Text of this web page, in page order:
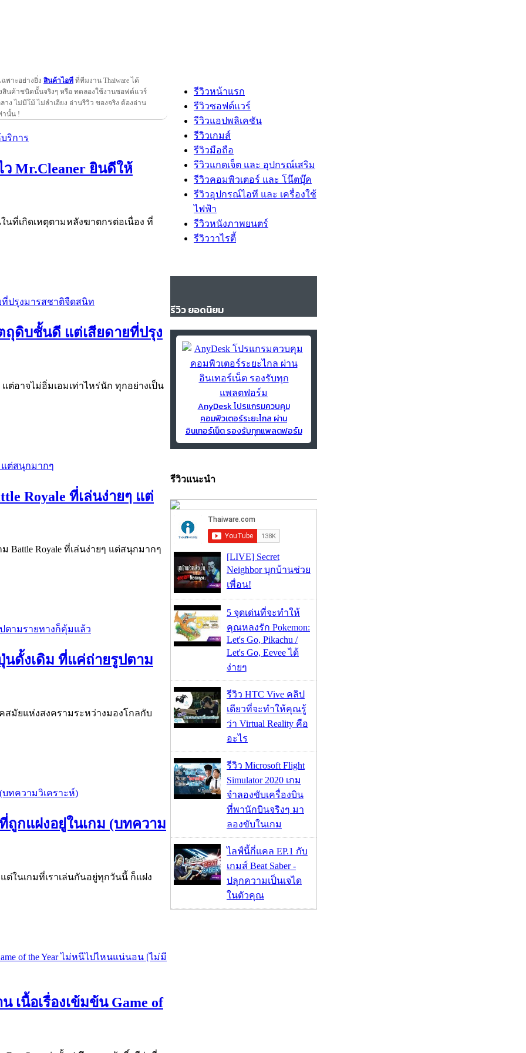
พาะอย่างยิ่ง สินค้าไอที ที่ทีมงาน Thaiware ได้
นค้าชนิดนั้นจริงๆ หรือ ทดลองใช้งานซอฟต์แวร์
าง ไม่มีโม้ ไม่ลำเอียง อ่านรีวิว ของจริง ต้องอ่าน
านั้น !
ว Mr.Cleaner ยินดีให้
ในที่เกิดเหตุตามหลังฆาตกรต่อเนื่อง ที่
ถุดิบชั้นดี แต่เสียดายที่ปรุง
แต่อาจไม่อิ่มเอมเท่าไหร่นัก ทุกอย่างเป็น
Royale ที่เล่นง่ายๆ แต่
ม Battle Royale ที่เล่นง่ายๆ แต่สนุกมากๆ
นดั้งเดิม ที่แค่ถ่ายรูปตาม
คสมัยแห่งสงครามระหว่างมองโกลกับ
ถูกแฝงอยู่ในเกม (บทความ
ต่ในเกมที่เราเล่นกันอยู่ทุกวันนี้ ก็แฝง
เนื้อเรื่องเข้มข้น Game of
รีวิวหน้าแรก
รีวิวซอฟต์แวร์
รีวิวแอปพลิเคชัน
รีวิวเกมส์
รีวิวมือถือ
รีวิวแกดเจ็ต และ อุปกรณ์เสริม
รีวิวคอมพิวเตอร์ และ โน๊ตบุ๊ค
รีวิวอุปกรณ์ไอที และ เครื่องใช้
ไฟฟ้า
รีวิวหนังภาพยนตร์
รีวิววาไรตี้
รีวิว ยอดนิยม
AnyDesk โปรแกรมควบคุม
คอมพิวเตอร์ระยะไกล ผ่าน
อินเทอร์เน็ต รองรับทุกแพลตฟอร์ม
รีวิวแนะนำ
[LIVE] Secret
Neighbor บุกบ้านช่วย
เพื่อน!
5 จุดเด่นที่จะทำให้
คุณหลงรัก Pokemon:
Let's Go, Pikachu /
Let's Go, Eevee ได้
ง่ายๆ
รีวิว HTC Vive คลิป
เดียวที่จะทำให้คุณรู้
ว่า Virtual Reality คือ
อะไร
รีวิว Microsoft Flight
Simulator 2020 เกม
จำลองขับเครื่องบิน
ที่พานักบินจริงๆ มา
ลองขับในเกม
ไลฟ์นี้กี่แคล EP.1 กับ
เกมส์ Beat Saber -
ปลุกความเป็นเจได
ในตัวคุณ